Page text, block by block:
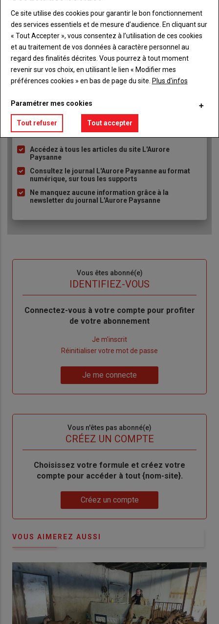
Publicité
TITRE JE M'ABONNE
Body A partir de 93€
Lien
Liste
puce
Accédez à tous les articles du site L'Aurore
Paysanne
Consultez le journal L'Aurore Paysanne au format
numérique, sur tous les supports
Ne manquez aucune information grâce à la
newsletter du journal L'Aurore Paysanne
Vous êtes abonné(e)
IDENTIFIEZ-VOUS
Body
Connectez-vous à votre compte pour profiter
de votre abonnement
Je m'inscrit
de
Réinitialiser votre mot de passe
me
Je me connecte
Vous n'êtes pas abonné(e)
CRÉEZ UN COMPTE
BodyChoisissez votre formule et créez votre
compte pour accéder à tout {nom-site}.
Créez un compte
VOUS AIMEREZ AUSSI
Ce site utilise des cookies pour garantir le bon fonctionnement
des services essentiels et de mesure d’audience. En cliquant sur
« Tout Accepter », vous consentez à l’utilisation de ces cookies
et au traitement de vos données à caractère personnel au
regard des finalités décrites. Vous pourrez à tout moment
revenir sur vos choix, en utilisant le lien « Modifier mes
préférences cookies » en bas de page du site. Plus d'infos
Paramétrer mes cookies
Tout refuser Tout accepter